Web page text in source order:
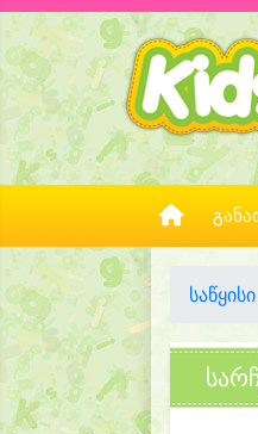
საწყისი